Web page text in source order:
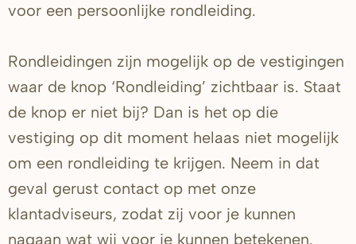
voor een persoonlijke rondleiding.
Rondleidingen zijn mogelijk op de vestigingen
waar de knop ‘Rondleiding’ zichtbaar is. Staat
de knop er niet bij? Dan is het op die
vestiging op dit moment helaas niet mogelijk
om een rondleiding te krijgen. Neem in dat
geval gerust contact op met onze
klantadviseurs, zodat zij voor je kunnen
nagaan wat wij voor je kunnen betekenen.